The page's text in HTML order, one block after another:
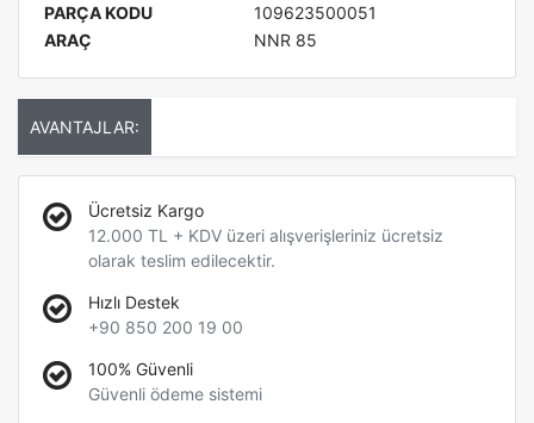
PARÇA KODU
109623500051
ARAÇ
NNR 85
AVANTAJLAR:
Ücretsiz Kargo
12.000 TL + KDV üzeri alışverişleriniz ücretsiz
olarak teslim edilecektir.
Hızlı Destek
+90 850 200 19 00
100% Güvenli
Güvenli ödeme sistemi